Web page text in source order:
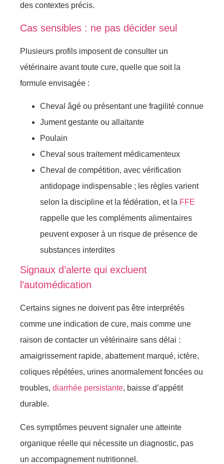
des contextes précis.
Cas sensibles : ne pas décider seul
Plusieurs profils imposent de consulter un
vétérinaire avant toute cure, quelle que soit la
formule envisagée :
Cheval âgé ou présentant une fragilité connue
Jument gestante ou allaitante
Poulain
Cheval sous traitement médicamenteux
Cheval de compétition, avec vérification
antidopage indispensable ; les règles varient
selon la discipline et la fédération, et la FFE
rappelle que les compléments alimentaires
peuvent exposer à un risque de présence de
substances interdites
Signaux d’alerte qui excluent
l’automédication
Certains signes ne doivent pas être interprétés
comme une indication de cure, mais comme une
raison de contacter un vétérinaire sans délai :
amaigrissement rapide, abattement marqué, ictère,
coliques répétées, urines anormalement foncées ou
troubles, diarrhée persistante, baisse d’appétit
durable.
Ces symptômes peuvent signaler une atteinte
organique réelle qui nécessite un diagnostic, pas
un accompagnement nutritionnel.